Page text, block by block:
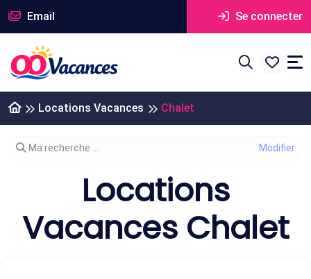
Email Se connecter
Locations Vacances Chalet
Modifier votre recherche
Ma recherche ...
Locations
Vacances Chalet